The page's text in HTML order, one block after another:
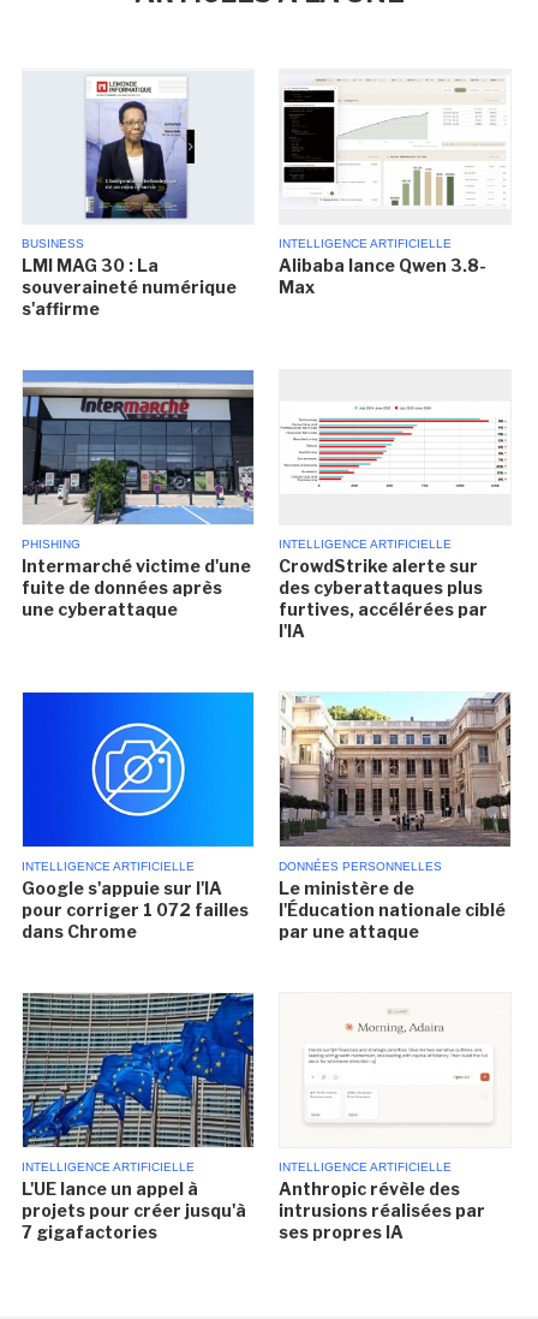
BUSINESS
LMI MAG 30 : La
souveraineté numérique
s'affirme
INTELLIGENCE ARTIFICIELLE
Alibaba lance Qwen 3.8-
Max
PHISHING
Intermarché victime d'une
fuite de données après
une cyberattaque
INTELLIGENCE ARTIFICIELLE
CrowdStrike alerte sur
des cyberattaques plus
furtives, accélérées par
l'IA
INTELLIGENCE ARTIFICIELLE
Google s'appuie sur l'IA
pour corriger 1 072 failles
dans Chrome
DONNÉES PERSONNELLES
Le ministère de
l'Éducation nationale ciblé
par une attaque
INTELLIGENCE ARTIFICIELLE
L'UE lance un appel à
projets pour créer jusqu'à
7 gigafactories
INTELLIGENCE ARTIFICIELLE
Anthropic révèle des
intrusions réalisées par
ses propres IA